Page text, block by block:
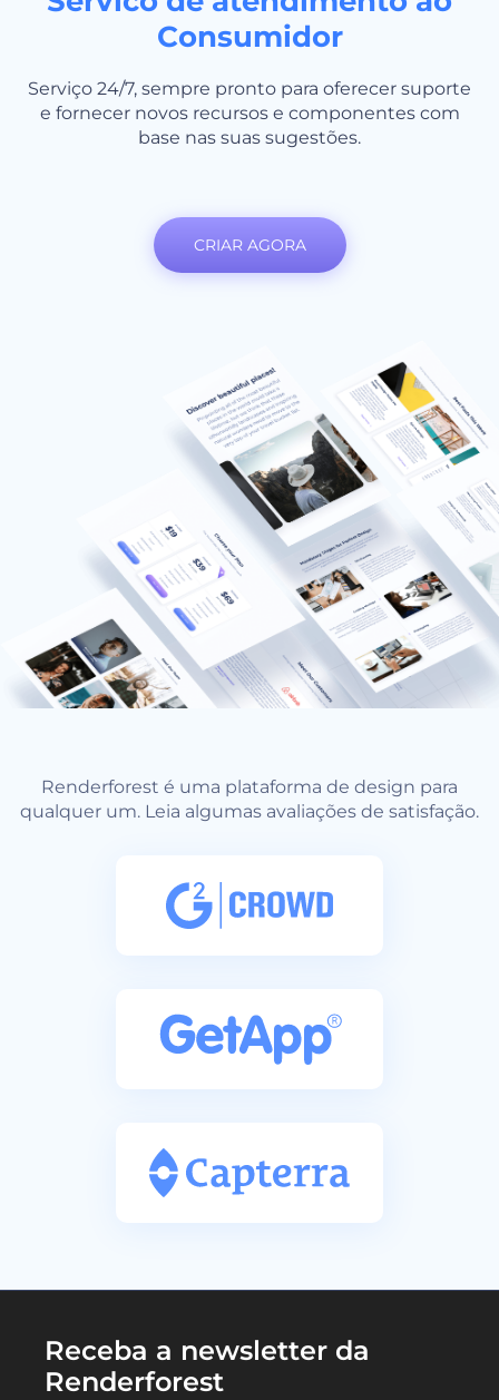
Consumidor
Serviço 24/7, sempre pronto para oferecer suporte
e fornecer novos recursos e componentes com
base nas suas sugestões.
CRIAR AGORA
Renderforest é uma plataforma de design para
qualquer um. Leia algumas avaliações de satisfação.
Receba a newsletter da
Renderforest